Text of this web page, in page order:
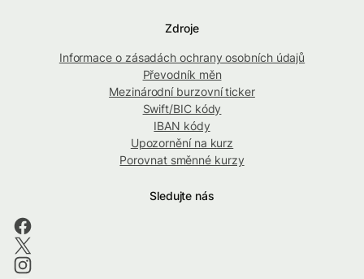
Zdroje
Informace o zásadách ochrany osobních údajů
Převodník měn
Mezinárodní burzovní ticker
Swift/BIC kódy
IBAN kódy
Upozornění na kurz
Porovnat směnné kurzy
Sledujte nás